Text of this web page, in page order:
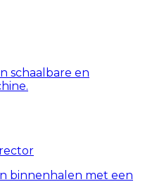
schaalbare en
binnenhalen met een